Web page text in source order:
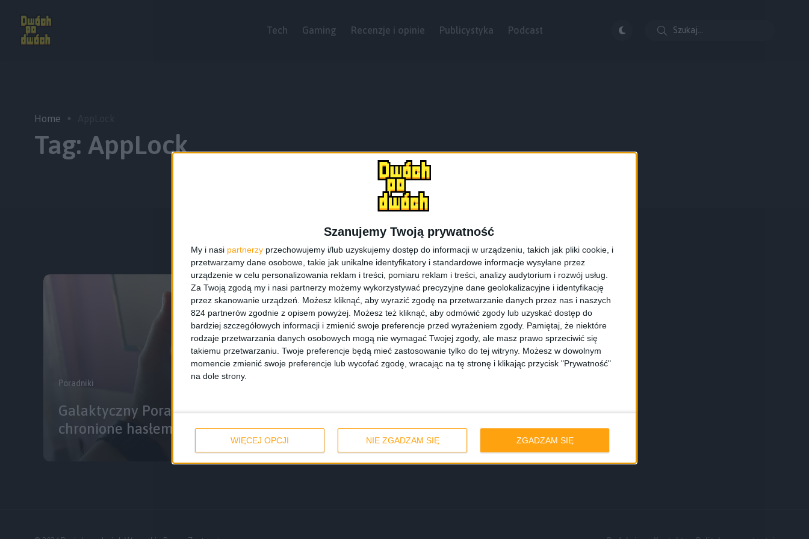
Szanujemy Twoją prywatność
My i nasi partnerzy przechowujemy i/lub uzyskujemy dostęp do informacji w urządzeniu, takich jak pliki cookie, i
przetwarzamy dane osobowe, takie jak unikalne identyfikatory i standardowe informacje wysyłane przez
urządzenie w celu personalizowania reklam i treści, pomiaru reklam i treści, analizy audytorium i rozwój usług.
Za Twoją zgodą my i nasi partnerzy możemy wykorzystywać precyzyjne dane geolokalizacyjne i identyfikację
przez skanowanie urządzeń. Możesz kliknąć, aby wyrazić zgodę na przetwarzanie danych przez nas i naszych
824 partnerów zgodnie z opisem powyżej. Możesz też kliknąć, aby odmówić zgody lub uzyskać dostęp do
bardziej szczegółowych informacji i zmienić swoje preferencje przed wyrażeniem zgody. Pamiętaj, że niektóre
rodzaje przetwarzania danych osobowych mogą nie wymagać Twojej zgody, ale masz prawo sprzeciwić się
takiemu przetwarzaniu. Twoje preferencje będą mieć zastosowanie tylko do tej witryny. Możesz w dowolnym
momencie zmienić swoje preferencje lub wycofać zgodę, wracając na tę stronę i klikając przycisk "Prywatność"
na dole strony.
WIĘCEJ OPCJI NIE ZGADZAM SIĘ ZGADZAM SIĘ
Tech Gaming Recenzje i opinie Publicystyka Podcast
Home
Tag: AppLock
Poradniki
Galaktyczny Poradnik #14: Dane i aplikacje
chronione hasłem